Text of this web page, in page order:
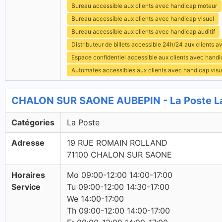
Bureau accessible aux clients avec handicap moteur
Bureau accessible aux clients avec handicap visuel
Bureau accessible aux clients avec handicap auditif
Distributeur de billets accessible 24h/24 aux clients
Espace confidentiel accessible aux clients avec
Automates accessibles aux clients avec handicap
CHALON SUR SAONE AUBEPIN - La Poste
Catégories La Poste
Adresse
19 RUE ROMAIN ROLLAND
71100 CHALON SUR SAONE
Horaires
Service
Mo 09:00-12:00 14:00-17:00
Tu 09:00-12:00 14:30-17:00
We 14:00-17:00
Th 09:00-12:00 14:00-17:00